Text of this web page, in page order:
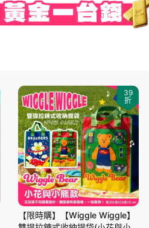
39
折
【限時購】【Wiggle Wiggle】